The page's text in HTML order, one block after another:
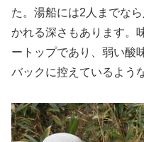
た。湯船には2人までな
かれる深さもあります。
ートップであり、弱い酸
バックに控えているよう